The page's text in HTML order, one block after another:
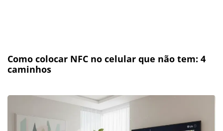
Como colocar NFC no celular que não tem: 4
caminhos